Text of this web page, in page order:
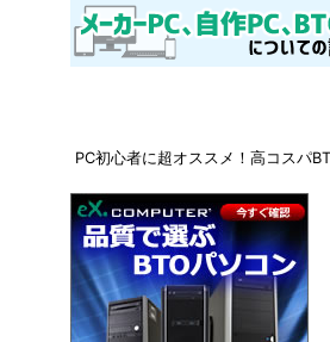
PC初心者に超オススメ！高コスパ